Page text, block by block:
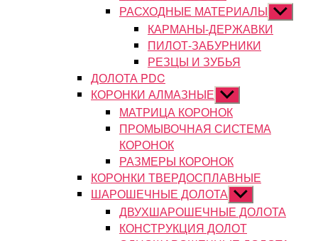
РАСХОДНЫЕ МАТЕРИАЛЫ
подменю
КАРМАНЫ-ДЕРЖАВКИ
ПИЛОТ-ЗАБУРНИКИ
РЕЗЦЫ И ЗУБЬЯ
ДОЛОТА PDC
КОРОНКИ АЛМАЗНЫЕ Показывать
подменю
МАТРИЦА КОРОНОК
ПРОМЫВОЧНАЯ СИСТЕМА
КОРОНОК
РАЗМЕРЫ КОРОНОК
КОРОНКИ ТВЕРДОСПЛАВНЫЕ
ШАРОШЕЧНЫЕ ДОЛОТА Показывать
подменю
ДВУХШАРОШЕЧНЫЕ ДОЛОТА
КОНСТРУКЦИЯ ДОЛОТ